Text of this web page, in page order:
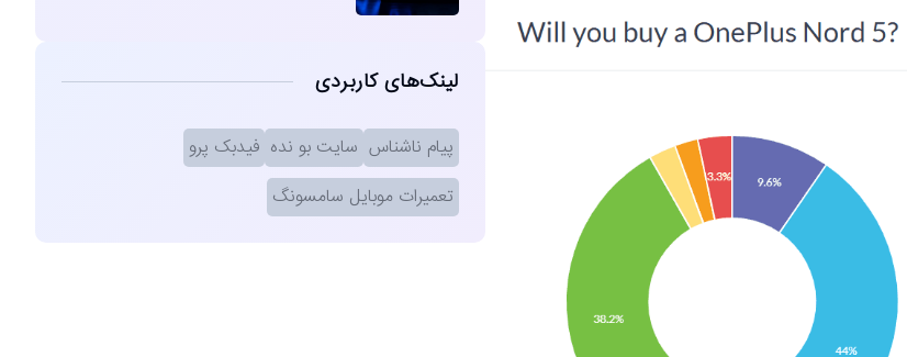
لینک‌های کاربردی
پیام ناشناس سایت بو نده فیدبک پرو
تعمیرات موبایل سامسونگ